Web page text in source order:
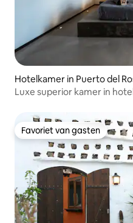
Hotelkamer in Puerto del
Luxe superior kamer in
Favoriet van gasten
Favoriet van gasten